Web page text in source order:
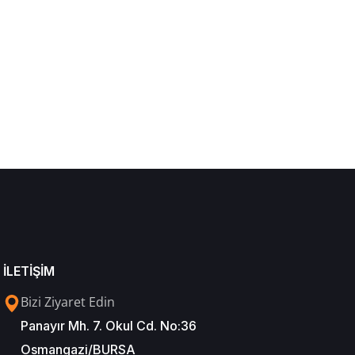
İLETİŞİM
Bizi Ziyaret Edin
Panayır Mh. 7. Okul Cd. No:36
Osmangazi/BURSA